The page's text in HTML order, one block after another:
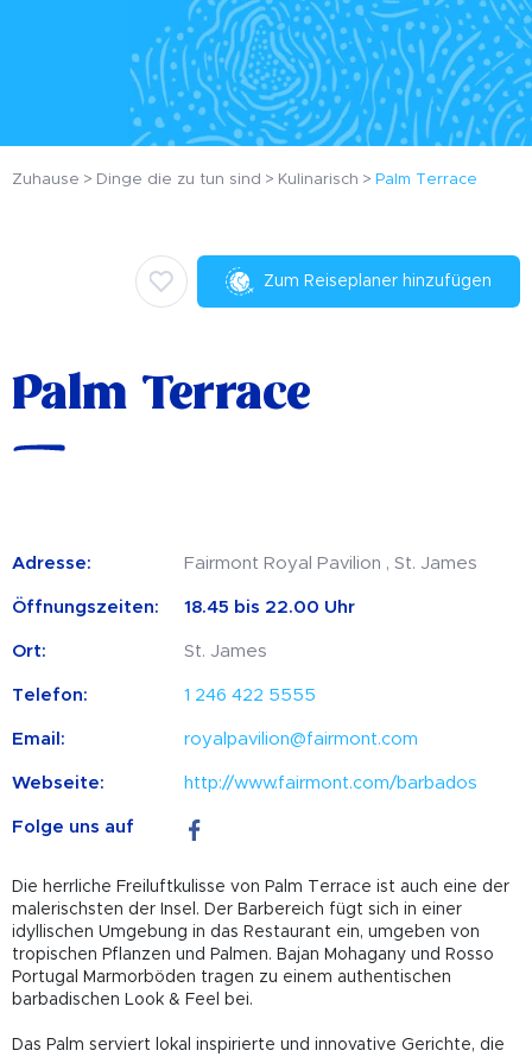
Zuhause Dinge die zu tun sind Kulinarisch Palm Terrace
Zum Reiseplaner hinzufügen
Palm Terrace
Adresse: Fairmont Royal Pavilion , St. James
Öffnungszeiten: 18.45 bis 22.00 Uhr
Ort: St. James
Telefon: 1 246 422 5555
Email: royalpavilion@fairmont.com
Webseite: http://www.fairmont.com/barbados
Folge uns auf
Die herrliche Freiluftkulisse von Palm Terrace ist auch eine der
malerischsten der Insel. Der Barbereich fügt sich in einer
idyllischen Umgebung in das Restaurant ein, umgeben von
tropischen Pflanzen und Palmen. Bajan Mohagany und Rosso
Portugal Marmorböden tragen zu einem authentischen
barbadischen Look & Feel bei.
Das Palm serviert lokal inspirierte und innovative Gerichte, die